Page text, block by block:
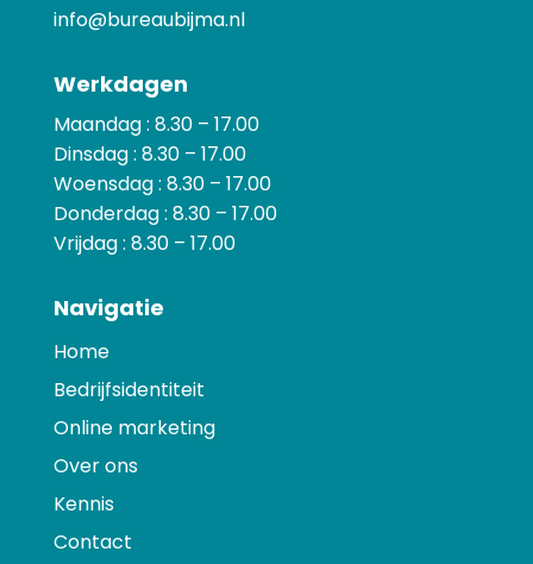
info@bureaubijma.nl
Werkdagen
Maandag : 8.30 – 17.00
Dinsdag : 8.30 – 17.00
Woensdag : 8.30 – 17.00
Donderdag : 8.30 – 17.00
Vrijdag : 8.30 – 17.00
Navigatie
Home
Bedrijfsidentiteit
Online marketing
Over ons
Kennis
Contact